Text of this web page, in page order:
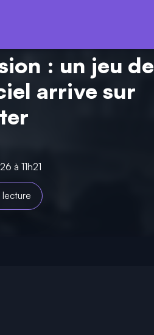
: un jeu de
arrive sur
à 11h21
lecture